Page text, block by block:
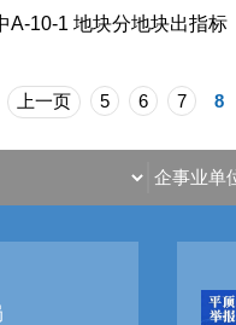
A-10-1 地块分地块出指标
上一页 5 6 7 8